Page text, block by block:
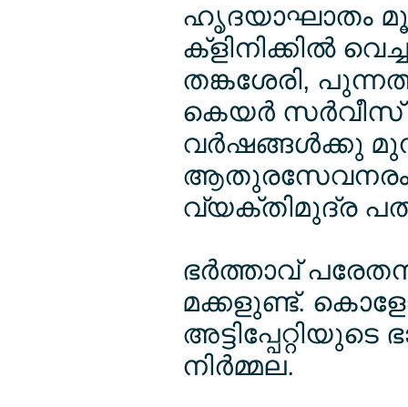
ഹൃദയാഘാതം
ക്ളിനിക്കില്‍
തങ്കശേരി,
കെയര്‍ സര്‍വീസ്
വര്‍ഷങ്ങള്‍ക്കു
വ്യക്തിമുദ്ര
ഭര്‍ത്താവ്
മക്കളുണ്ട്.
നിര്‍മ്മല.